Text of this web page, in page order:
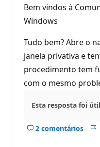
e
r
t
ç
o
Bem vindos à
Windows
Tudo bem? Abre o
janela privativa e
procedimento tem
com o mesmo
Esta resposta foi
2 comentários
Mostrar